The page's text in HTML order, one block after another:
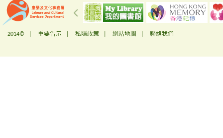
2014© | 重要告示 私隱政策 網站地圖 聯絡我們